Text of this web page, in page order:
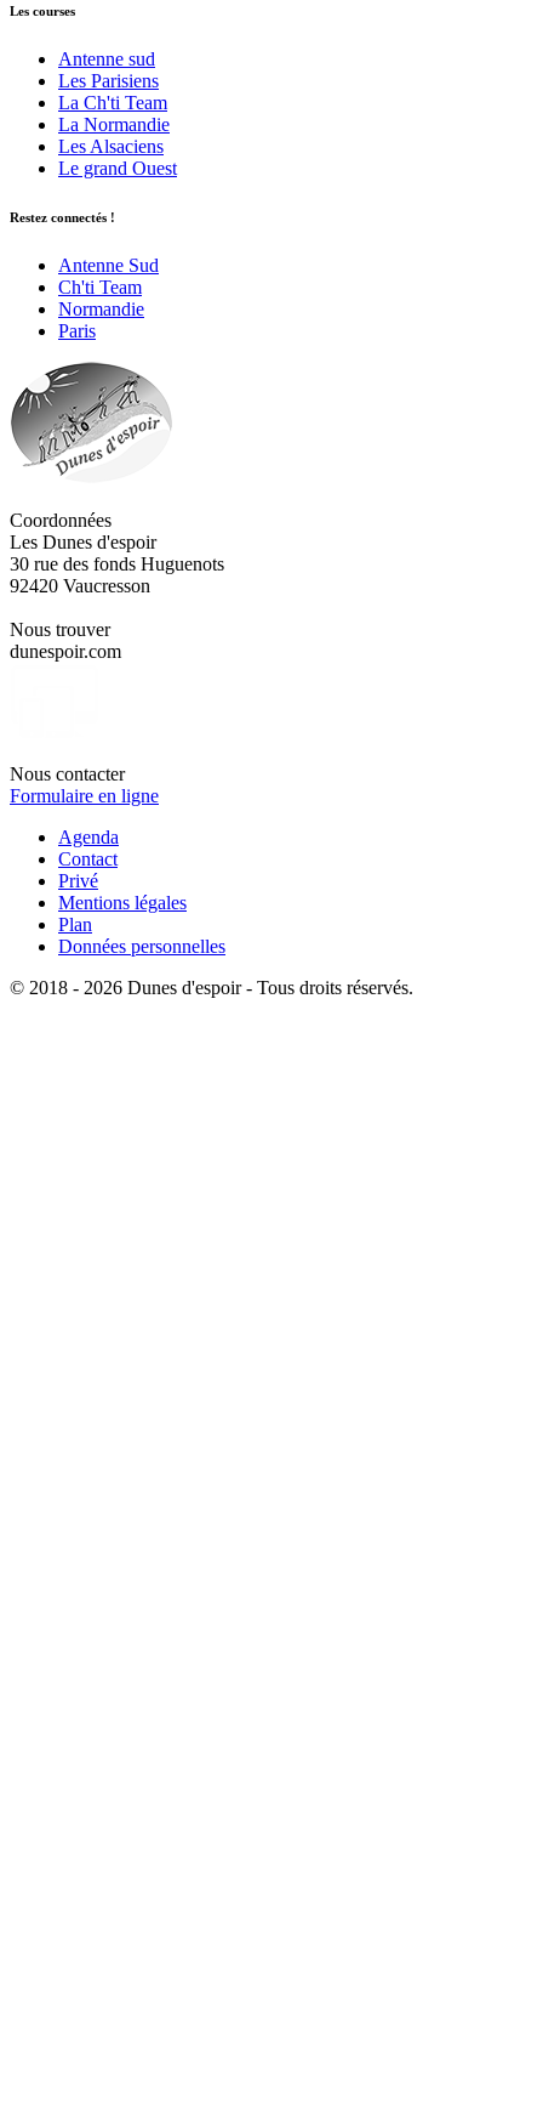
Les courses
Antenne sud
Les Parisiens
La Ch'ti Team
La Normandie
Les Alsaciens
Le grand Ouest
Restez connectés !
Antenne Sud
Ch'ti Team
Normandie
Paris
Coordonnées
Les Dunes d'espoir
30 rue des fonds Huguenots
92420 Vaucresson
Nous trouver
dunespoir.com
Nous contacter
Formulaire en ligne
Agenda
Contact
Privé
Mentions légales
Plan
Données personnelles
© 2018 - 2026 Dunes d'espoir - Tous droits réservés.